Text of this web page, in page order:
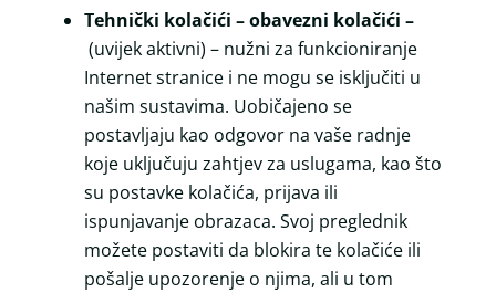
Tehnički kolačići – obavezni kolačići –
(uvijek aktivni) – nužni za funkcioniranje
Internet stranice i ne mogu se isključiti u
našim sustavima. Uobičajeno se
postavljaju kao odgovor na vaše radnje
koje uključuju zahtjev za uslugama, kao što
su postavke kolačića, prijava ili
ispunjavanje obrazaca. Svoj preglednik
možete postaviti da blokira te kolačiće ili
pošalje upozorenje o njima, ali u tom